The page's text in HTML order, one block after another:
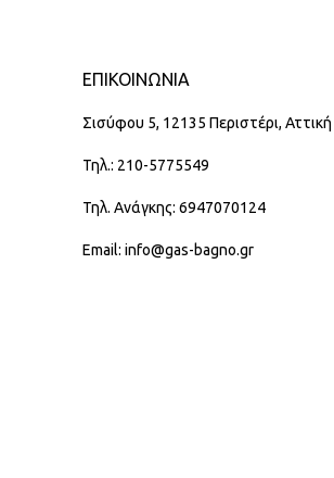
ΕΠΙΚΟΙΝΩΝΊΑ
Σισύφου 5, 12135 Περιστέρι, Αττική
Τηλ.: 210-5775549
Τηλ. Ανάγκης: 6947070124
Email: info@gas-bagno.gr